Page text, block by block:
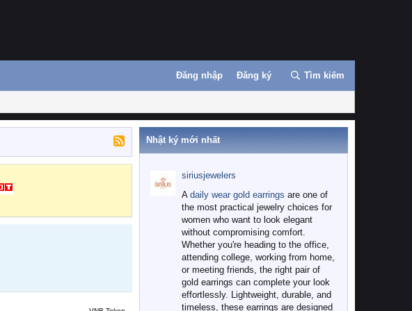
Đăng nhập Đăng ký Tìm kiếm
Nhật ký mới nhất
siriusjewelers
A daily wear gold earrings are one of
the most practical jewelry choices for
women who want to look elegant
without compromising comfort.
Whether you're heading to the office,
attending college, working from home,
or meeting friends, the right pair of
gold earrings can complete your look
effortlessly. Lightweight, durable, and
timeless, these earrings are designed